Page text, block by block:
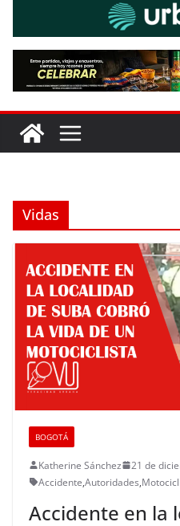
Vidas
BOGOTÁ
Katherine Sánchez
21 de
Accidente,Autoridades,
Accidente en la